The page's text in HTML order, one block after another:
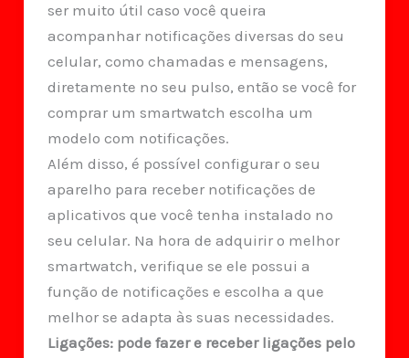
ser muito útil caso você queira
acompanhar notificações diversas do seu
celular, como chamadas e mensagens,
diretamente no seu pulso, então se você for
comprar um smartwatch escolha um
modelo com notificações.
Além disso, é possível configurar o seu
aparelho para receber notificações de
aplicativos que você tenha instalado no
seu celular. Na hora de adquirir o melhor
smartwatch, verifique se ele possui a
função de notificações e escolha a que
melhor se adapta às suas necessidades.
Ligações: pode fazer e receber ligações pelo